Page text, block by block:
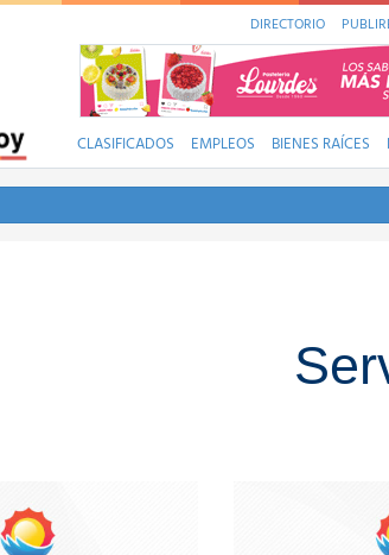
DIRECTORIO
CLASIFICADOS EMPLEOS BIENES RAÍCES